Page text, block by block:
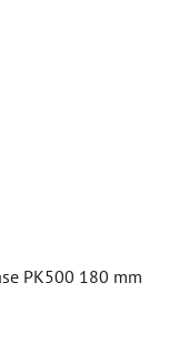
PK500 180 mm